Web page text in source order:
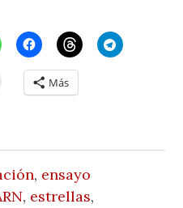
Más
, ensayo
, estrellas,